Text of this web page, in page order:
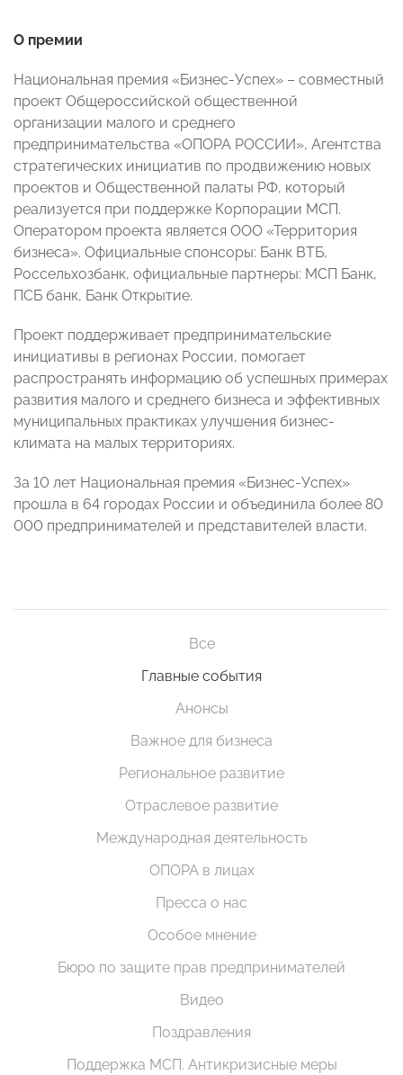
О премии
Национальная премия «Бизнес-Успех» – совместный
проект Общероссийской общественной
организации малого и среднего
предпринимательства «ОПОРА РОССИИ», Агентства
стратегических инициатив по продвижению новых
проектов и Общественной палаты РФ, который
реализуется при поддержке Корпорации МСП.
Оператором проекта является ООО «Территория
бизнеса». Официальные спонсоры: Банк ВТБ,
Россельхозбанк, официальные партнеры: МСП Банк,
ПСБ банк, Банк Открытие.
Проект поддерживает предпринимательские
инициативы в регионах России, помогает
распространять информацию об успешных примерах
развития малого и среднего бизнеса и эффективных
муниципальных практиках улучшения бизнес-
климата на малых территориях.
За 10 лет Национальная премия «Бизнес-Успех»
прошла в 64 городах России и объединила более 80
000 предпринимателей и представителей власти.
Все
Главные события
Анонсы
Важное для бизнеса
Региональное развитие
Отраслевое развитие
Международная деятельность
ОПОРА в лицах
Пресса о нас
Особое мнение
Бюро по защите прав предпринимателей
Видео
Поздравления
Поддержка МСП. Антикризисные меры